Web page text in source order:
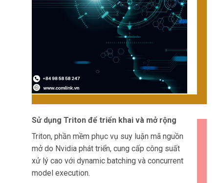
Sử dụng Triton để triển khai và mở rộng
Triton, phần mềm phục vụ suy luận mã nguồn
mở do Nvidia phát triển, cung cấp công suất
xử lý cao với dynamic batching và concurrent
model execution.